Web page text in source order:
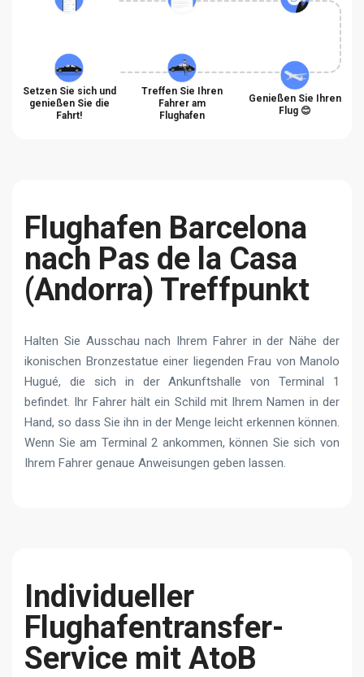
Setzen Sie sich und
genießen Sie die
Fahrt!
Treffen Sie Ihren
Fahrer am
Flughafen
Genießen Sie Ihren
Flug 😊
Flughafen Barcelona
nach Pas de la Casa
(Andorra) Treffpunkt
Halten Sie Ausschau nach Ihrem Fahrer in der Nähe der
ikonischen Bronzestatue einer liegenden Frau von Manolo
Hugué, die sich in der Ankunftshalle von Terminal 1
befindet. Ihr Fahrer hält ein Schild mit Ihrem Namen in der
Hand, so dass Sie ihn in der Menge leicht erkennen können.
Wenn Sie am Terminal 2 ankommen, können Sie sich von
Ihrem Fahrer genaue Anweisungen geben lassen.
Individueller
Flughafentransfer-
Service mit AtoB